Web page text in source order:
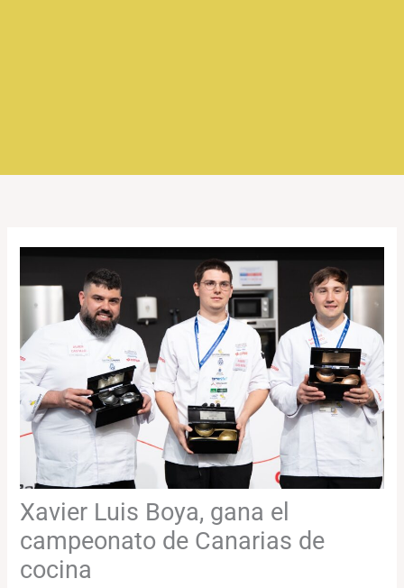
Xavier Luis Boya, gana el
campeonato de Canarias de
cocina